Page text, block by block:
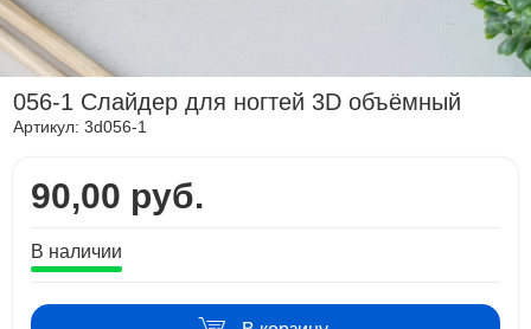
056-1 Слайдер для ногтей 3D объёмный
Артикул:3d056-1
90,00 руб.
В наличии